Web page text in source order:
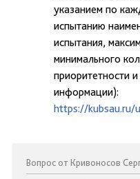
указанием по
испытанию
испытания,
минимального
приоритетности
информации):
https://kubsau.ru/
Вопрос от Кривоносов